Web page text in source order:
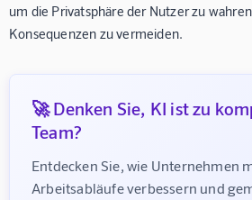
um die Privatsphäre der Nutzer zu
Konsequenzen zu vermeiden.
🚀 Denken Sie, KI ist zu
Team?
Entdecken Sie, wie Unternehmen
Arbeitsabläufe verbessern und